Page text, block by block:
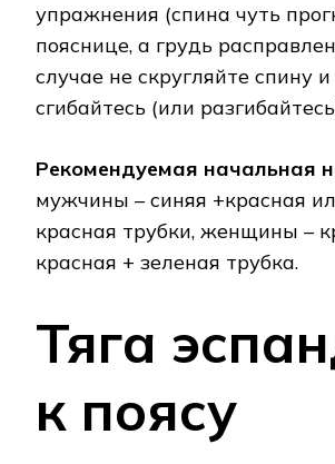
упражнения (спина чуть
пояснице, а грудь
случае не скругляйте спину
сгибайтесь (или
Рекомендуемая начальная
мужчины – синяя +красная
красная трубки, женщины –
красная + зеленая трубка.
Тяга
к поясу